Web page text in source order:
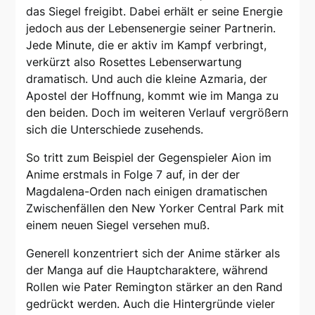
das Siegel freigibt. Dabei erhält er seine Energie
jedoch aus der Lebensenergie seiner Partnerin.
Jede Minute, die er aktiv im Kampf verbringt,
verkürzt also Rosettes Lebenserwartung
dramatisch. Und auch die kleine Azmaria, der
Apostel der Hoffnung, kommt wie im Manga zu
den beiden. Doch im weiteren Verlauf vergrößern
sich die Unterschiede zusehends.
So tritt zum Beispiel der Gegenspieler Aion im
Anime erstmals in Folge 7 auf, in der der
Magdalena-Orden nach einigen dramatischen
Zwischenfällen den New Yorker Central Park mit
einem neuen Siegel versehen muß.
Generell konzentriert sich der Anime stärker als
der Manga auf die Hauptcharaktere, während
Rollen wie Pater Remington stärker an den Rand
gedrückt werden. Auch die Hintergründe vieler